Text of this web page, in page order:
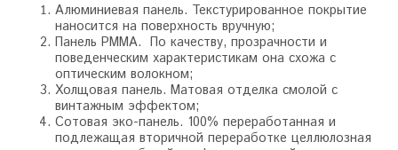
Алюминиевая панель. Текстурированное покрытие
наносится на поверхность вручную;
Панель PMMA. По качеству, прозрачности и
поведенческим характеристикам она схожа с
оптическим волокном;
Холщовая панель. Матовая отделка смолой с
винтажным эффектом;
Сотовая эко-панель. 100% переработанная и
подлежащая вторичной переработке целлюлозная